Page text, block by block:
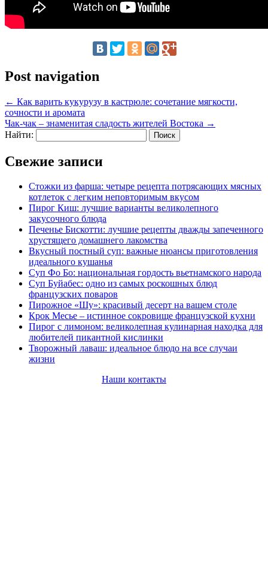
Post navigation
← Как варить кукурузу в кастрюле: сочетание мягкости,
сочности и аромата
Чак-чак – знаменитая сладость жителей Востока →
Найти:
Свежие записи
Стожки из фарша: четыре рецепта потрясающих мясных
котлеток с легким неповторимым вкусом
Пирог Киш: лучшие варианты великолепного
закусочного блюда
Печенье Бискотти: лучшие рецепты дважды запеченного
хрустящего домашнего лакомства
Вкусный постный суп: важные нюансы приготовления
идеального кушанья
Суп Фо Бо: национальная гордость вьетнамского народа
Суп Буйабес: одно из самых роскошных блюд
французских поваров
Пирожное «Шу»: красивый десерт на вашем столе
Крок Месье – истинное сокровище французской кухни
Пирог с лимоном: великолепная кулинарная находка для
любителей пикантной кислинки
Творожный лаваш: идеальное блюдо на все случаи
жизни
Наши контакты